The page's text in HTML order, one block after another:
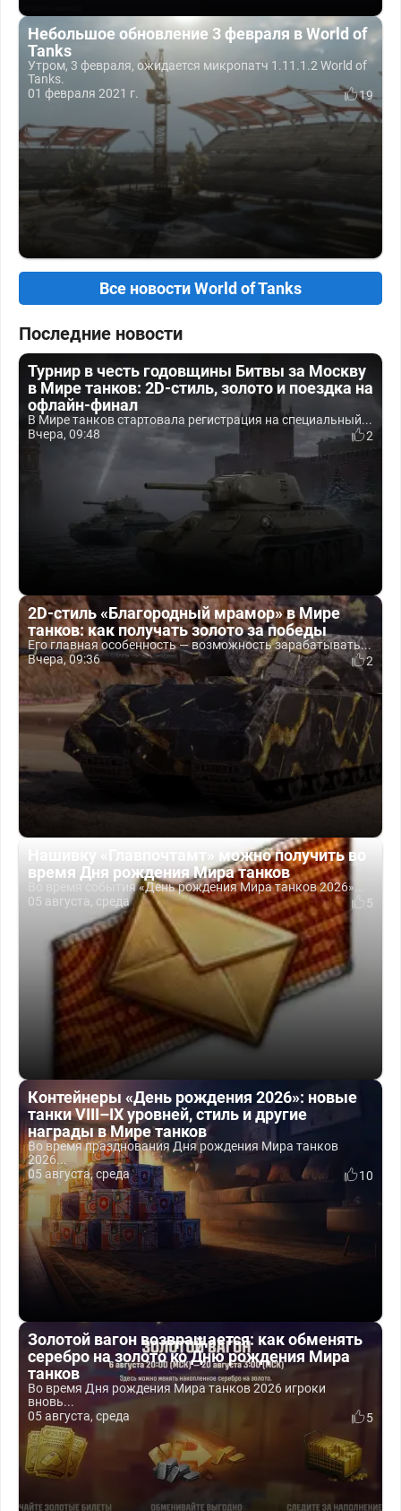
Небольшое обновление 3 февраля в World of
Tanks
Утром, 3 февраля, ожидается микропатч 1.11.1.2 World of
Tanks.
01 февраля 2021 г.
19
Все новости World of Tanks
Последние новости
Турнир в честь годовщины Битвы за Москву
в Мире танков: 2D-стиль, золото и поездка на
офлайн-финал
В Мире танков стартовала регистрация на специальный...
Вчера, 09:48
2
2D-стиль «Благородный мрамор» в Мире
танков: как получать золото за победы
Его главная особенность — возможность зарабатывать...
Вчера, 09:36
2
Нашивку «Главпочтамт» можно получить во
время Дня рождения Мира танков
Во время события «День рождения Мира танков 2026»...
05 августа, среда
5
Контейнеры «День рождения 2026»: новые
танки VIII–IX уровней, стиль и другие
награды в Мире танков
Во время празднования Дня рождения Мира танков
2026...
05 августа, среда
10
Золотой вагон возвращается: как обменять
серебро на золото ко Дню рождения Мира
танков
Во время Дня рождения Мира танков 2026 игроки
вновь...
05 августа, среда
5